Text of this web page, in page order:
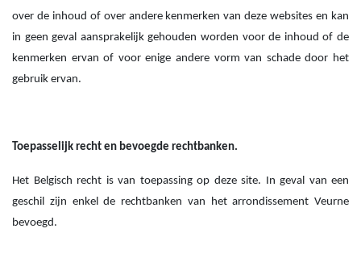
over de inhoud of over andere kenmerken van deze websites en kan
in geen geval aansprakelijk gehouden worden voor de inhoud of de
kenmerken ervan of voor enige andere vorm van schade door het
gebruik ervan.
Toepasselijk recht en bevoegde rechtbanken.
Het Belgisch recht is van toepassing op deze site. In geval van een
geschil zijn enkel de rechtbanken van het arrondissement Veurne
bevoegd.